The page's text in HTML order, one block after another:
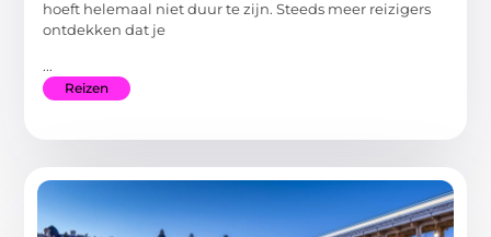
hoeft helemaal niet duur te zijn. Steeds meer reizigers
ontdekken dat je
...
Reizen